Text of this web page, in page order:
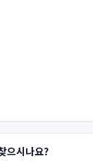
으시나요?